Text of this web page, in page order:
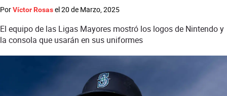
PorVíctor Rosasel20 de Marzo, 2025
El equipo de las Ligas Mayores mostró los logos de Nintendo y
la consola que usarán en sus uniformes